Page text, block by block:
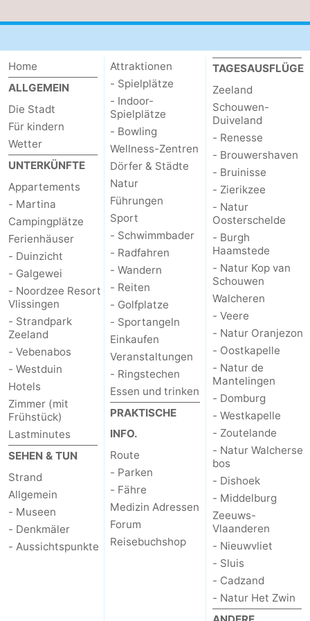
Haamstede
Natur
Kop
van
Schouwen
Walcheren
-
Veere
-
Natur
Oranjezon
-
Oostkapelle
-
Natur
de
Mantelingen
-
Domburg
Westkapelle
-
Zoutelande
-
Natur
Walcherse
bos
-
Dishoek
-
Middelburg
Zeeuws-
Vlaanderen
-
Nieuwvliet
-
Sluis
-
Cadzand
-
Natur
Het
Wetter
Kontakt
Home
ALLGEMEIN
Die Stadt
Für kindern
Wetter
UNTERKÜNFTE
Appartements
- Martina
Campingplätze
Ferienhäuser
- Duinzicht
- Galgewei
- Noordzee Resort
Vlissingen
- Strandpark
Zeeland
- Vebenabos
- Westduin
Hotels
Zimmer (mit
Frühstück)
Lastminutes
SEHEN & TUN
Strand
Allgemein
- Museen
- Denkmäler
- Aussichtspunkte
Attraktionen
- Spielplätze
- Indoor-
Spielplätze
- Bowling
Wellness-Zentren
Dörfer & Städte
Natur
Führungen
Sport
- Schwimmbader
- Radfahren
- Wandern
- Reiten
- Golfplatze
- Sportangeln
Einkaufen
Veranstaltungen
- Ringstechen
Essen und trinken
PRAKTISCHE
INFO.
Route
- Parken
- Fähre
Medizin Adressen
Forum
Reisebuchshop
TAGESAUSFLÜGE
Zeeland
Schouwen-
Duiveland
- Renesse
- Brouwershaven
- Bruinisse
- Zierikzee
- Natur
Oosterschelde
- Burgh
Haamstede
- Natur Kop van
Schouwen
Walcheren
- Veere
- Natur Oranjezon
- Oostkapelle
- Natur de
Mantelingen
- Domburg
- Westkapelle
- Zoutelande
- Natur Walcherse
bos
- Dishoek
- Middelburg
Zeeuws-
Vlaanderen
- Nieuwvliet
- Sluis
- Cadzand
- Natur Het Zwin